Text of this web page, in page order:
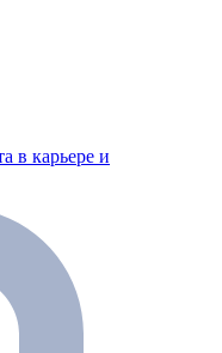
в карьере и